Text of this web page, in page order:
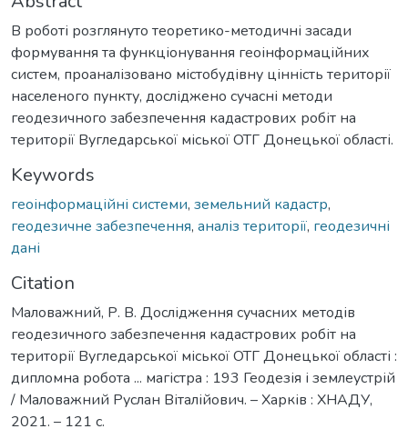
В роботі розглянуто теоретико-методичні засади
формування та функціонування геоінформаційних
систем, проаналізовано містобудівну цінність території
населеного пункту, досліджено сучасні методи
геодезичного забезпечення кадастрових робіт на
території Вугледарської міської ОТГ Донецької області.
Keywords
геоінформаційні системи, земельний кадастр,
геодезичне забезпечення, аналіз території, геодезичні
дані
Citation
Маловажний, Р. В. Дослідження сучасних методів
геодезичного забезпечення кадастрових робіт на
території Вугледарської міської ОТГ Донецької області :
дипломна робота ... магістра : 193 Геодезія і землеустрій
/ Маловажний Руслан Віталійович. – Харків : ХНАДУ,
2021. – 121 с.